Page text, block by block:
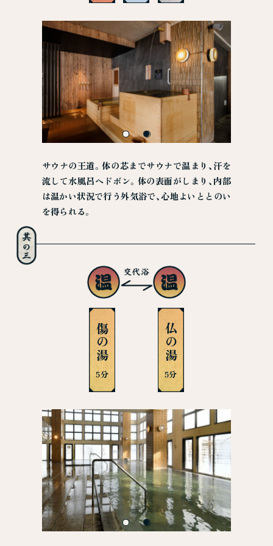
サウナの王道。体の芯までサウナで温まり、汗を
流して水風呂へドボン。体の表面がしまり、内部
は温かい状況で行う外気浴で、心地よいととのい
を得られる。
傷の湯
5分
仏の湯
5分